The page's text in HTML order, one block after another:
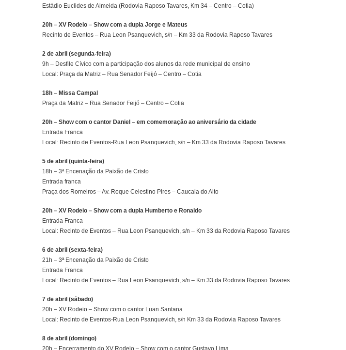
Estádio Euclides de Almeida (Rodovia Raposo Tavares, Km 34 – Centro – Cotia)
20h – XV Rodeio – Show com a dupla Jorge e Mateus
Recinto de Eventos – Rua Leon Psanquevich, s/n – Km 33 da Rodovia Raposo Tavares
2 de abril (segunda-feira)
9h – Desfile Cívico com a participação dos alunos da rede municipal de ensino
Local: Praça da Matriz – Rua Senador Feijó – Centro – Cotia
18h – Missa Campal
Praça da Matriz – Rua Senador Feijó – Centro – Cotia
20h – Show com o cantor Daniel – em comemoração ao aniversário da cidade
Entrada Franca
Local: Recinto de Eventos-Rua Leon Psanquevich, s/n – Km 33 da Rodovia Raposo Tavares
5 de abril (quinta-feira)
18h – 3ª Encenação da Paixão de Cristo
Entrada franca
Praça dos Romeiros – Av. Roque Celestino Pires – Caucaia do Alto
20h – XV Rodeio – Show com a dupla Humberto e Ronaldo
Entrada Franca
Local: Recinto de Eventos – Rua Leon Psanquevich, s/n – Km 33 da Rodovia Raposo Tavares
6 de abril (sexta-feira)
21h – 3ª Encenação da Paixão de Cristo
Entrada Franca
Local: Recinto de Eventos – Rua Leon Psanquevich, s/n – Km 33 da Rodovia Raposo Tavares
7 de abril (sábado)
20h – XV Rodeio – Show com o cantor Luan Santana
Local: Recinto de Eventos-Rua Leon Psanquevich, s/n Km 33 da Rodovia Raposo Tavares
8 de abril (domingo)